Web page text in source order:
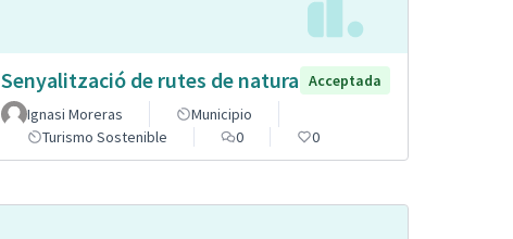
Senyalització de rutes de natura Acceptada
Ignasi Moreras
Municipio
Turismo Sostenible
0 0